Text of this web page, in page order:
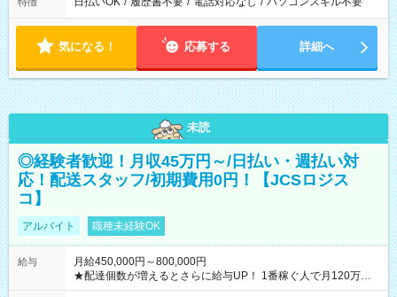
気になる！ 応募する 詳細へ
未読
◎経験者歓迎！月収45万円～/日払い・週払い対
応！配送スタッフ/初期費用0円！【JCSロジス
コ】
アルバイト 職種未経験OK
給与
月給450,000円～800,000円
★配達個数が増えるとさらに給与UP！ 1番稼ぐ人で月120万ほ
ど！ ・主要都市エリア 月収55万円／週5日稼働 月収65万~112